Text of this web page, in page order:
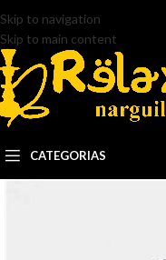
Skip to navigation
Skip to main content
CATEGORIAS